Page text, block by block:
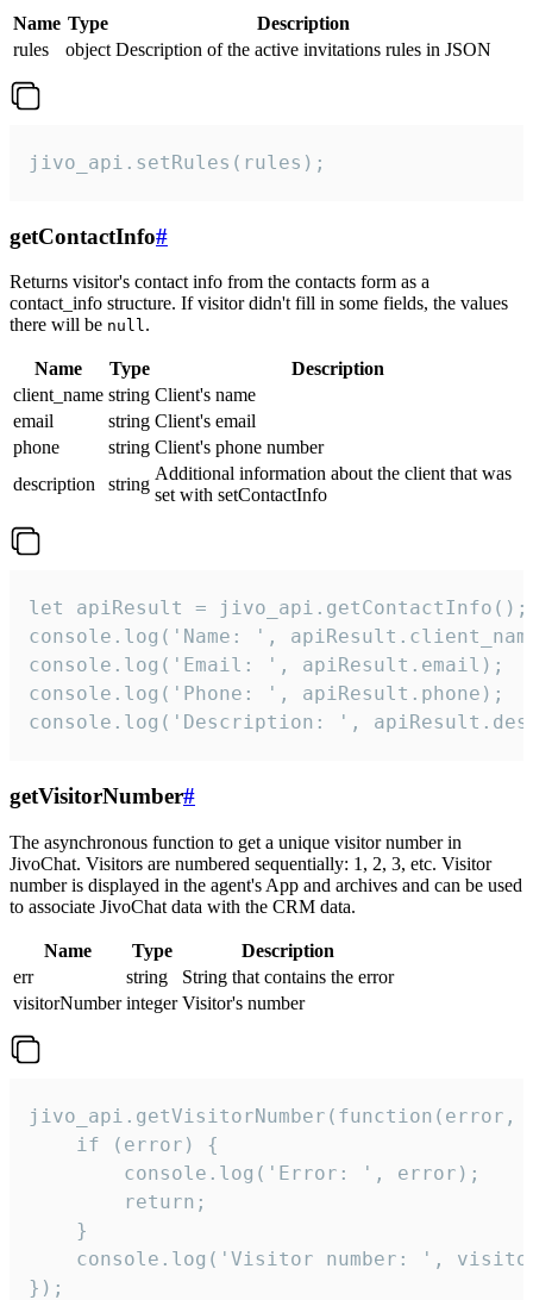
Name Type
Description
rules
object Description of the active invitations rules in JSON
jivo_api.setRules(rules);
getContactInfo#
Returns visitor's contact info from the contacts form as a
contact_info structure. If visitor didn't fill in some fields, the values
there will be null.
Name Type
Description
client_name string Client's name
email
string Client's email
phone
string Client's phone number
description
string
Additional information about the client that was
set with setContactInfo
let apiResult = jivo_api.getContactInfo();
console.log('Name: ',
console.log('Email: ', apiResult.email);
console.log('Phone: ', apiResult.phone);
console.log('Description: ',
getVisitorNumber#
The asynchronous function to get a unique visitor number in
JivoChat. Visitors are numbered sequentially: 1, 2, 3, etc. Visitor
number is displayed in the agent's App and archives and can be used
to associate JivoChat data with the CRM data.
Name Type
Description
err
string
String that contains the error
visitorNumber integer Visitor's number
jivo_api.getVisitorNumber(function(error,
    if (error) {
        console.log('Error: ', error);
        return;
    }
console.log('Visitor number: ',
});